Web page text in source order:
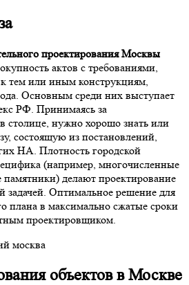
проектирования Москвы
актов с требованиями,
тем или иным конструкциям,
Основным среди них выступает
РФ. Принимаясь за
столице, нужно хорошо знать или
состоящую из постановлений,
НА. Плотность городской
(например, многочисленные
памятники) делают проектирование
задачей. Оптимальное решение для
плана в максимально сжатые сроки
проектировщиком.
объектов в Москве